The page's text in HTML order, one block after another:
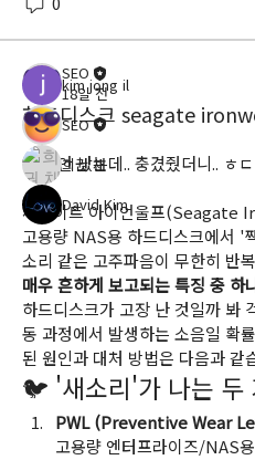
SEO
18일 전
하드디스크 seagate
전엔 안 났는데.. 충겼줬더니.. ㅎㄷ
씨게이트 아이언울프(Seagate
고용량 NAS용 하드디스크에서 '
소리 같은 고주파음이 무한히 반
매우 흔하게 보고되는 특징 중 하
하드디스크가 고장 난 것일까 봐
동 과정에서 발생하는 소음일 확
된 원인과 대처 방법은 다음과 같
🐦 '새소리'가 나는 두
PWL (Preventive Wear
고용량 엔터프라이즈/NAS
kim jong il
SEO
희권 채
David Kim
전체 회원 보기(4명)